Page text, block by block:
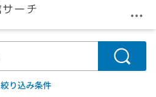
メ
検索
絞り込み条件